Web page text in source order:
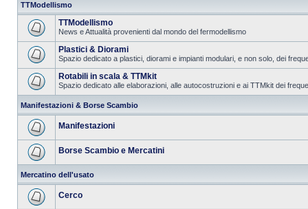
TTModellismo
TTModellismo
News e Attualità provenienti dal mondo del fermodellismo
Plastici & Diorami
Spazio dedicato a plastici, diorami e impianti modulari, e non solo, dei
Rotabili in scala & TTMkit
Spazio dedicato alle elaborazioni, alle autocostruzioni e ai TTMkit dei
Manifestazioni & Borse Scambio
Manifestazioni
Borse Scambio e Mercatini
Mercatino dell'usato
Cerco